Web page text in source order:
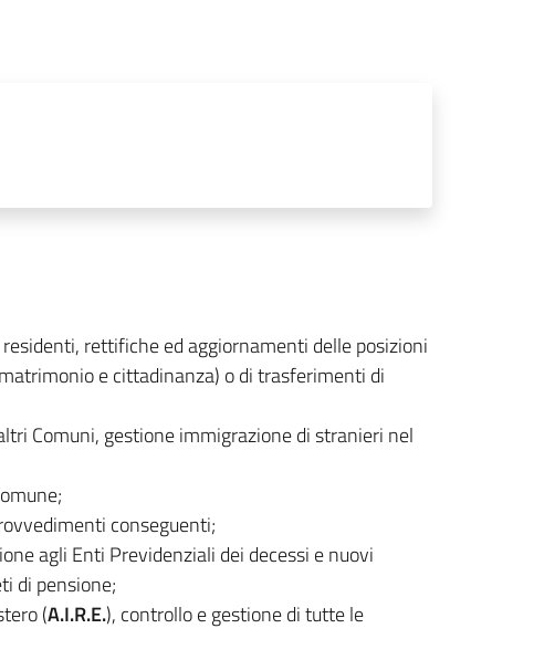
rettifiche ed aggiornamenti delle posizioni
e cittadinanza) o di trasferimenti di
Comuni, gestione immigrazione di stranieri nel
conseguenti;
agli Enti Previdenziali dei decessi e nuovi
di pensione;
(A.I.R.E.), controllo e gestione di tutte le